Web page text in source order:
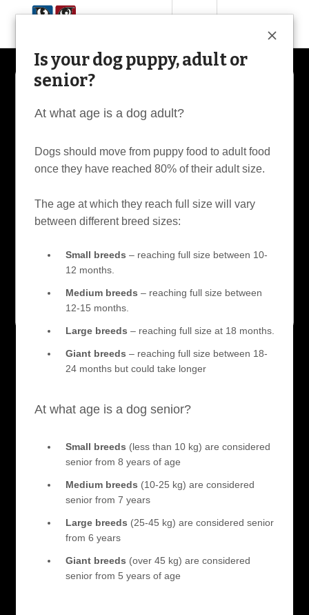
chien
check Poids de l'adulte entre 10 et 25 kg
check Poids adulte de plus de 25 kg
Retour Suivant
close
Is your dog puppy, adult or
senior?
At what age is a dog adult?
Dogs should move from puppy food to adult food
once they have reached 80% of their adult size.
The age at which they reach full size will vary
between different breed sizes:
Small breeds – reaching full size between 10-
12 months.
Medium breeds – reaching full size between
12-15 months.
Large breeds – reaching full size at 18 months.
Giant breeds – reaching full size between 18-
24 months but could take longer
At what age is a dog senior?
Small breeds (less than 10 kg) are considered
senior from 8 years of age
Medium breeds (10-25 kg) are considered
senior from 7 years
Large breeds (25-45 kg) are considered senior
from 6 years
Giant breeds (over 45 kg) are considered
senior from 5 years of age